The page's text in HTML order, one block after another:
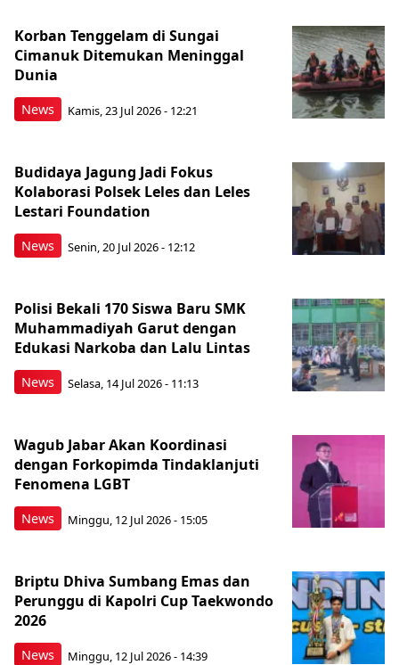
News
Korban Tenggelam di Sungai
Cimanuk Ditemukan Meninggal
Dunia
Kamis, 23 Jul 2026 - 12:21
News
Budidaya Jagung Jadi Fokus
Kolaborasi Polsek Leles dan Leles
Lestari Foundation
Senin, 20 Jul 2026 - 12:12
News
Polisi Bekali 170 Siswa Baru SMK
Muhammadiyah Garut dengan
Edukasi Narkoba dan Lalu Lintas
Selasa, 14 Jul 2026 - 11:13
News
Wagub Jabar Akan Koordinasi
dengan Forkopimda Tindaklanjuti
Fenomena LGBT
Minggu, 12 Jul 2026 - 15:05
News
Briptu Dhiva Sumbang Emas dan
Perunggu di Kapolri Cup Taekwondo
2026
Minggu, 12 Jul 2026 - 14:39